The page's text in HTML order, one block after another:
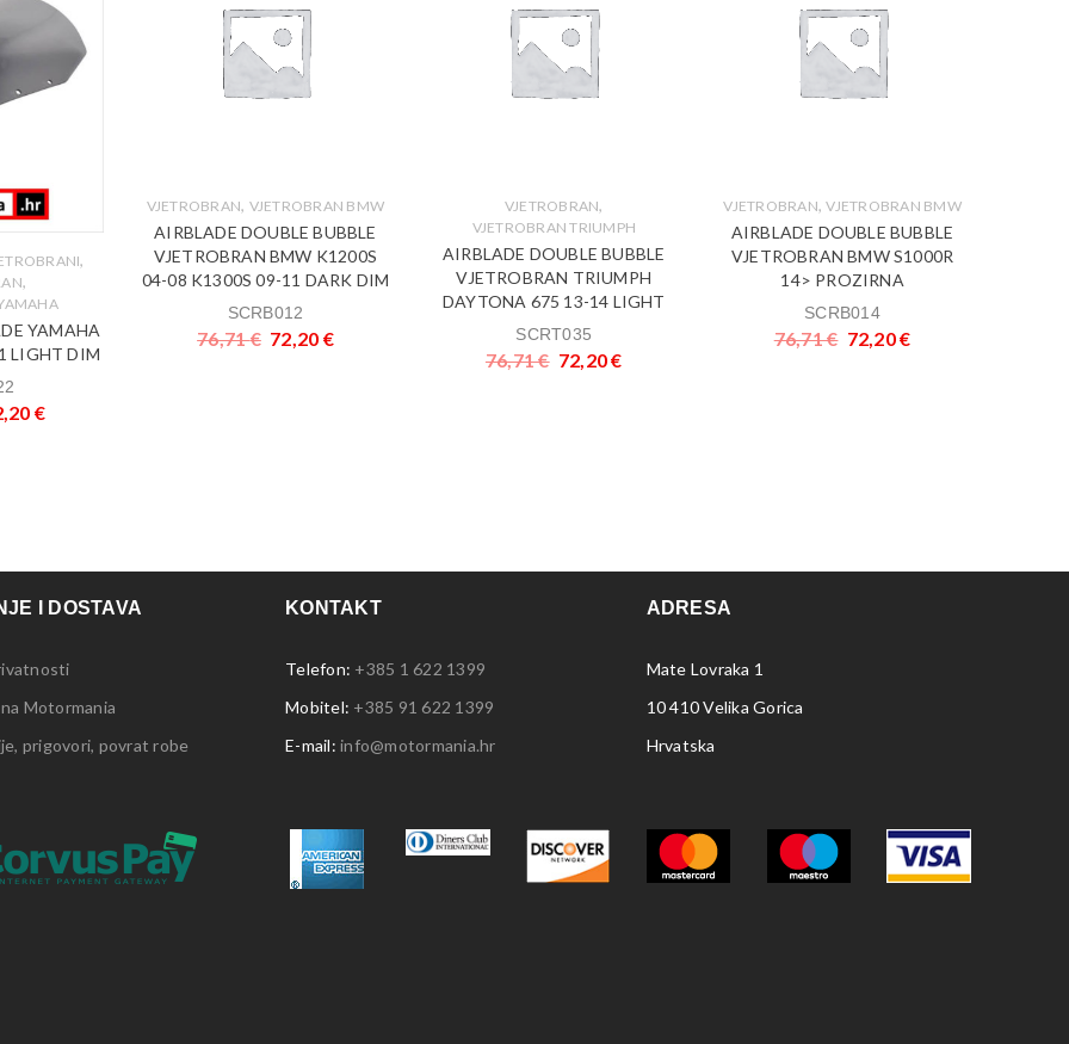
,
,
YAMAHA
LIGHT DIM
€
VJETROBRAN, VJETROBRAN BMW
AIRBLADE DOUBLE BUBBLE
VJETROBRAN BMW K1200S
04-08 K1300S 09-11 DARK DIM
SCRB012
76,71€ 72,20 €
VJETROBRAN,
VJETROBRAN TRIUMPH
AIRBLADE DOUBLE BUBBLE
VJETROBRAN TRIUMPH
DAYTONA 675 13-14 LIGHT
SCRT035
76,71€ 72,20€
VJETROBRAN,VJETROBRAN BMW
AIRBLADE DOUBLE BUBBLE
VJETROBRAN BMW S1000R
14> PROZIRNA
SCRB014
76,71€ 72,20€
I DOSTAVA
Motormania
prigovori, povrat robe
KONTAKT
Telefon: +385 1 622 1399
Mobitel: +385 91 622 1399
E-mail: info@motormania.hr
ADRESA
Mate Lovraka 1
10 410 Velika Gorica
Hrvatska